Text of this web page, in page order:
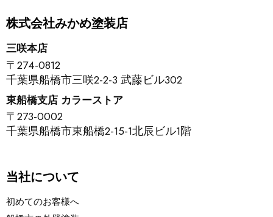
株式会社みかめ塗装店
三咲本店
〒274-0812
千葉県船橋市三咲2-2-3 武藤ビル302
東船橋支店 カラーストア
〒273-0002
千葉県船橋市東船橋2-15-1北辰ビル1階
当社について
初めてのお客様へ